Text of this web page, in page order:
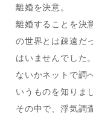
離婚を決意。
離婚することを決
の世界とは疎遠だ
はいませんでした
ないかネットで調
いうものを知りま
その中で、浮気調